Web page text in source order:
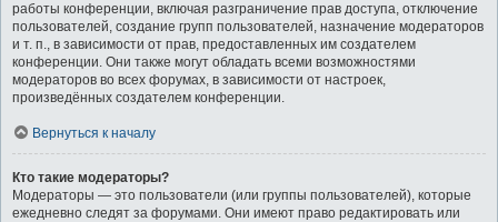
работы конференции, включая разграничение прав доступа, отключение
пользователей, создание групп пользователей, назначение модераторов
и т. п., в зависимости от прав, предоставленных им создателем
конференции. Они также могут обладать всеми возможностями
модераторов во всех форумах, в зависимости от настроек,
произведённых создателем конференции.
Вернуться к началу
Кто такие модераторы?
Модераторы — это пользователи (или группы пользователей), которые
ежедневно следят за форумами. Они имеют право редактировать или